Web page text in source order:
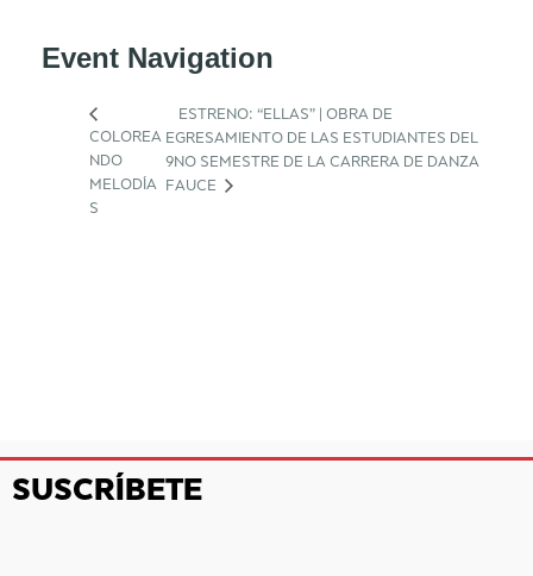
Event Navigation
COLOREA
NDO
MELODÍA
S
ESTRENO: “ELLAS” | OBRA DE
EGRESAMIENTO DE LAS ESTUDIANTES DEL
9NO SEMESTRE DE LA CARRERA DE DANZA
FAUCE
SUSCRÍBETE